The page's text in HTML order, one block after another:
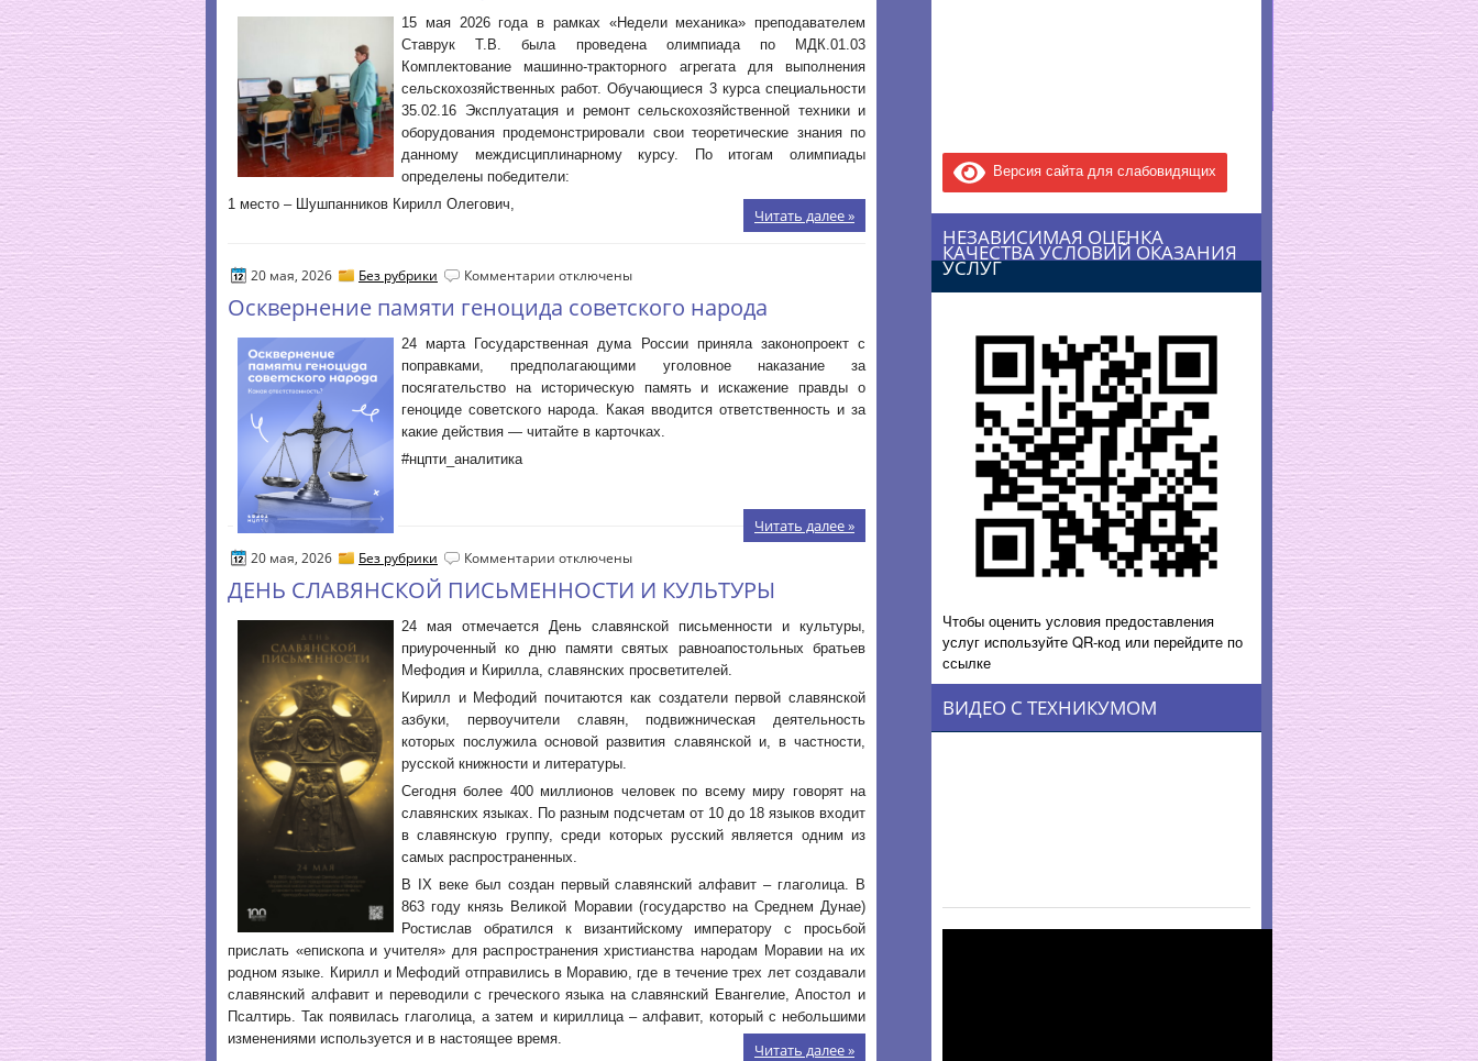
тракторного
агрегата
для
выполнения
сельскохозяйственных
работ
15 мая 2026 года в рамках «Недели механика» преподавателем
Ставрук Т.В. была проведена олимпиада по МДК.01.03
Комплектование машинно-тракторного агрегата для выполнения
сельскохозяйственных работ. Обучающиеся 3 курса специальности
35.02.16 Эксплуатация и ремонт сельскохозяйственной техники и
оборудования продемонстрировали свои теоретические знания по
данному междисциплинарному курсу. По итогам олимпиады
определены победители:
1 место – Шушпанников Кирилл Олегович,
Читать далее »
20 мая, 2026 Без рубрики Комментарии к
Осквернение
геноцида
советского
народа
отключены
Осквернение памяти геноцида советского народа
24 марта Государственная дума России приняла законопроект с
поправками, предполагающими уголовное наказание за
посягательство на историческую память и искажение правды о
геноциде советского народа. Какая вводится ответственность и за
какие действия — читайте в карточках.
#нцпти_аналитика
Читать далее »
20 мая, 2026 Без рубрики Комментарии к
ДЕНЬ
СЛАВЯНСКОЙ
ПИСЬМЕННОСТИ
И
КУЛЬТУРЫ
отключены
ДЕНЬ СЛАВЯНСКОЙ ПИСЬМЕННОСТИ И КУЛЬТУРЫ
24 мая отмечается День славянской письменности и культуры,
приуроченный ко дню памяти святых равноапостольных братьев
Мефодия и Кирилла, славянских просветителей.
Кирилл и Мефодий почитаются как создатели первой славянской
азбуки, первоучители славян, подвижническая деятельность
которых послужила основой развития славянской и, в частности,
русской книжности и литературы.
Сегодня более 400 миллионов человек по всему миру говорят на
славянских языках. По разным подсчетам от 10 до 18 языков входит
в славянскую группу, среди которых русский является одним из
самых распространенных.
В IX веке был создан первый славянский алфавит – глаголица. В
863 году князь Великой Моравии (государство на Среднем Дунае)
Ростислав обратился к византийскому императору с просьбой
прислать «епископа и учителя» для распространения христианства народам Моравии на их
родном языке. Кирилл и Мефодий отправились в Моравию, где в течение трех лет создавали
славянский алфавит и переводили с греческого языка на славянский Евангелие, Апостол и
Псалтирь. Так появилась глаголица, а затем и кириллица – алфавит, который с небольшими
изменениями используется и в настоящее время.
Читать далее »
Версия сайта для слабовидящих
НЕЗАВИСИМАЯ ОЦЕНКА
КАЧЕСТВА УСЛОВИЙ ОКАЗАНИЯ
УСЛУГ
Чтобы оценить условия предоставления
услуг используйте QR-код или перейдите по
ссылке
ВИДЕО С ТЕХНИКУМОМ